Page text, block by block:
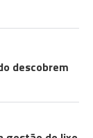
descobrem